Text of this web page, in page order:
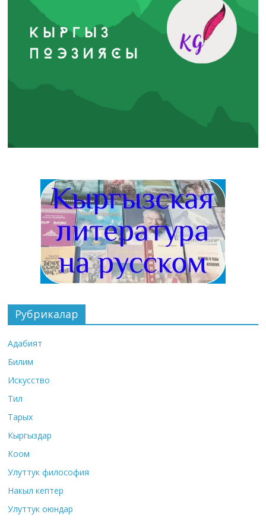
Рубрикалар
Адабият
Билим
Искусство
Тил
Тарых
Кыргыздар
Коом
Улуттук философия
Накыл кептер
Улуттук оюндар